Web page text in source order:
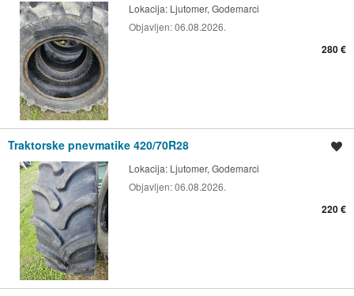
Lokacija: Ljutomer, Godemarci
Objavljen:06.08.2026.
280 €
Traktorske pnevmatike 420/70R28
Lokacija: Ljutomer, Godemarci
Objavljen:06.08.2026.
220 €